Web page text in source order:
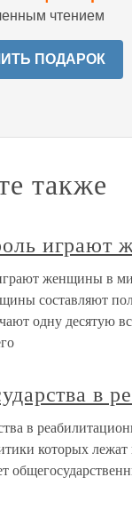
чтением
ПОДАРОК
также
играют
женщины в
составляют
одну десятую
в
в
которых